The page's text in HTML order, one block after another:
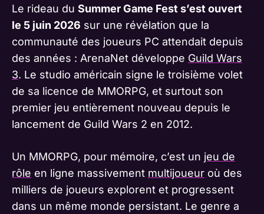
Le rideau du Summer Game Fest s’est ouvert
le 5 juin 2026 sur une révélation que la
communauté des joueurs PC attendait depuis
des années : ArenaNet développe Guild Wars
3. Le studio américain signe le troisième volet
de sa licence de MMORPG, et surtout son
premier jeu entièrement nouveau depuis le
lancement de Guild Wars 2 en 2012.
Un MMORPG, pour mémoire, c’est un jeu de
rôle en ligne massivement multijoueur où des
milliers de joueurs explorent et progressent
dans un même monde persistant. Le genre a